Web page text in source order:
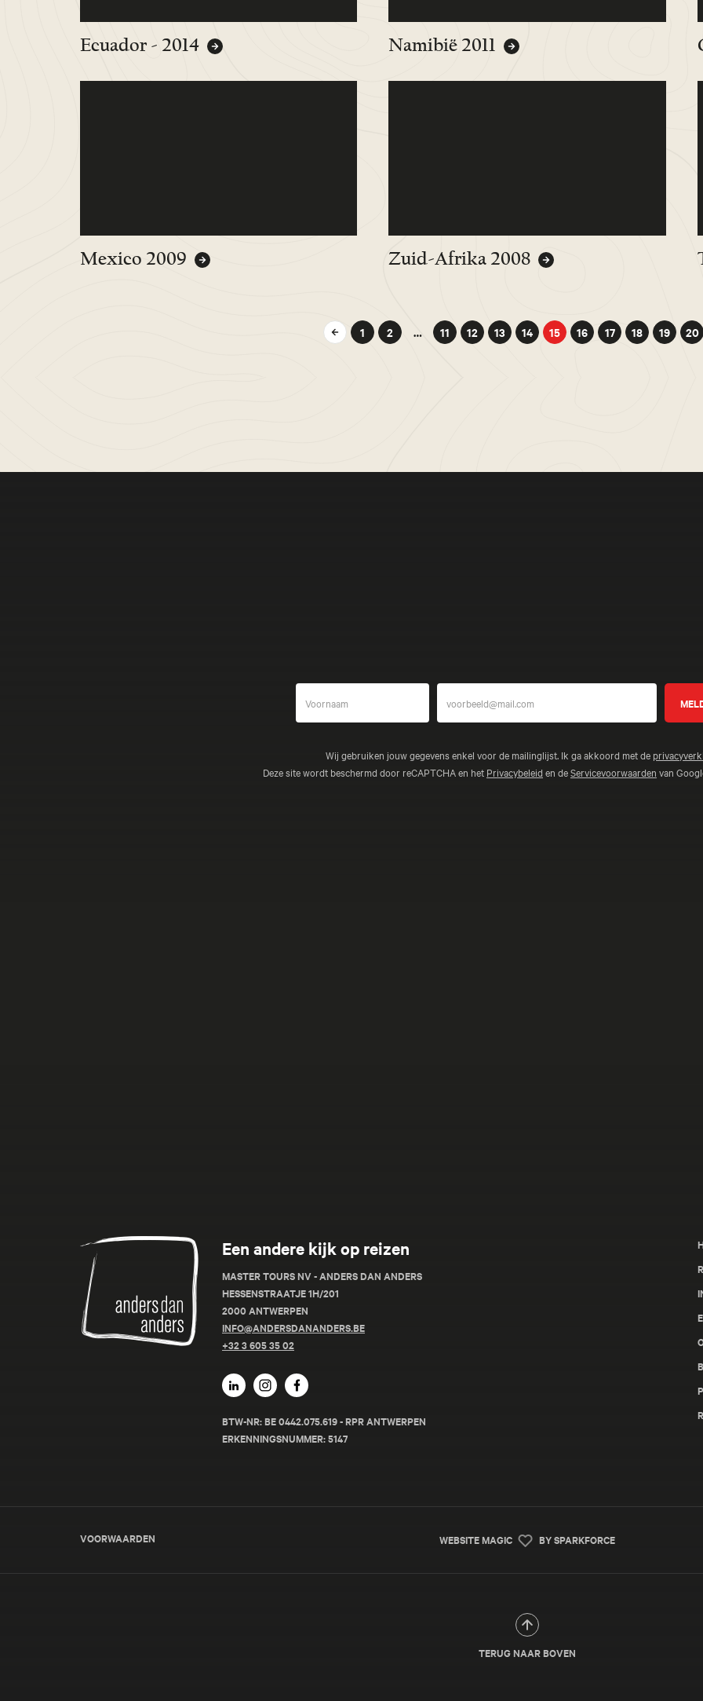
Ecuador - 2014 Namibië 2011
Mexico 2009 Zuid-Afrika 2008
1 2 … 11 12 13 14 15 16 17 18 19 20
Wij gebruiken jouw gegevens enkel voor de mailinglijst. Ik ga akkoord met de
Deze site wordt beschermd door reCAPTCHA en het Privacybeleid en deServicevoorwaarden van
Anders
dan
Anders
Een andere kijk op reizen
MASTER TOURS NV - ANDERS DAN ANDERS
HESSENSTRAATJE 1H/201
2000 ANTWERPEN
INFO@ANDERSDANANDERS.BE
+32 3 605 35 02
BTW-NR: BE 0442.075.619 - RPR ANTWERPEN
ERKENNINGSNUMMER: 5147
VOORWAARDEN WEBSITE MAGIC BY SPARKFORCE
TERUG NAAR BOVEN